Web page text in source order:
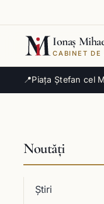
📍Piața Ștefan cel
Ionaș
CABINET DE
Noutăți
Știri